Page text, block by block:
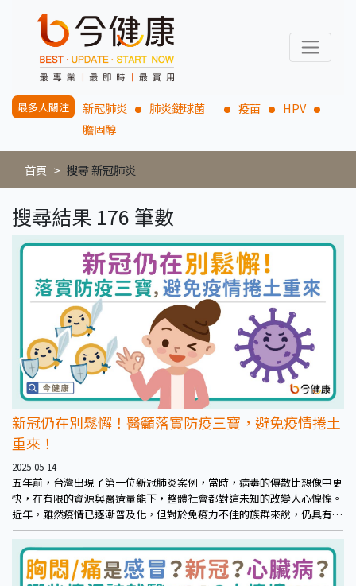
最多人關注 新冠肺炎 肺炎鏈球菌 疫苗
HPV
膽固醇
首頁 搜尋 新冠肺炎
搜尋結果 176 筆數
新冠仍在別鬆懈！醫籲落實防疫三寶，避免疫情捲土
重來！
2025-05-14
五年前，台灣出現了第一位新冠肺炎案例，當時，病毒的傳散比想像中更
快，在有限的資源與醫療量能下，整體社會都對這未知的改變人心惶惶。
近年，雖然疫情已逐漸普及化，但對於免疫力不佳的族群來說，仍具有一
定威脅。根據疾管署最新數據指出，近半年新冠病毒併發重症本土病例，
已累計500多例，其中更有100多例因此喪命，平均每個月仍有近20人遭
新冠奪命，可見新冠病毒影響之大。呼籲民眾應化被動為主動，積極加強
自主防護管理，打造更具防疫韌性的社會，避免疫情捲土重來。